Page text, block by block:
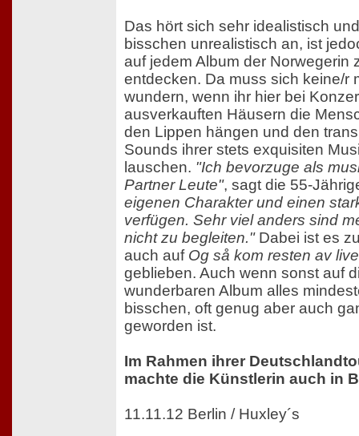
Das hört sich sehr idealistisch
bisschen unrealistisch an, ist
auf jedem Album der Norwegerin
entdecken. Da muss sich keine/r
wundern, wenn ihr hier bei
ausverkauften Häusern die
den Lippen hängen und den
Sounds ihrer stets exquisiten
lauschen. "Ich bevorzuge als
Partner Leute", sagt die 55-
eigenen Charakter und einen
verfügen. Sehr viel anders sind
nicht zu begleiten."Dabei ist es
auch auf Og så kom resten av
geblieben. Auch wenn sonst auf
wunderbaren Album alles
bisschen, oft genug aber auch
geworden ist.
Im Rahmen ihrer
machte die Künstlerin auch in
11.11.12 Berlin / Huxley´s